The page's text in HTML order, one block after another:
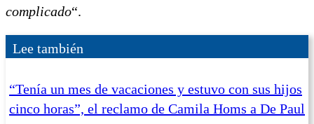
complicado“.
Lee también
“Tenía un mes de vacaciones y estuvo con sus hijos
cinco horas”, el reclamo de Camila Homs a De Paul